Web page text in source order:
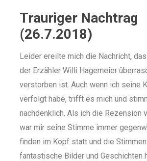
Trauriger Nachtrag
(26.7.2018)
Leider ereilte mich die Nachricht,
der Erzähler Willi Hagemeier
verstorben ist. Auch wenn ich seine
verfolgt habe, trifft es mich und
nachdenklich. Als ich die Rezension
war mir seine Stimme immer
finden im Kopf statt und die
fantastische Bilder und Geschichten